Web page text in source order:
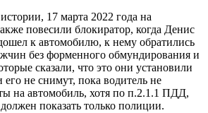
17 марта 2022 года на
повесили блокиратор, когда Денис
к автомобилю, к нему обратились
без форменного обмундирования и
сказали, что это они установили
не снимут, пока водитель не
на автомобиль, хотя по п.2.1.1 ПДД,
показать только полиции.